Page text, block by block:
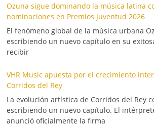
Ozuna sigue dominando la música latina
nominaciones en Premios Juventud 2026
El fenómeno global de la música urbana
escribiendo un nuevo capítulo en su
recibir
VHR Music apuesta por el crecimiento
Corridos del Rey
La evolución artística de Corridos del Rey
escribiendo un nuevo capítulo. El
anunció oficialmente la firma